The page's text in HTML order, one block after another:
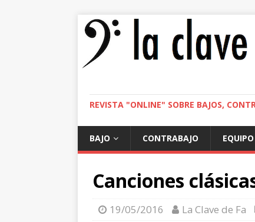
REVISTA "ONLINE" SOBRE BAJOS,
BAJO CONTRABAJO EQUIPO
Canciones
19/05/2016 La Clave de Fa